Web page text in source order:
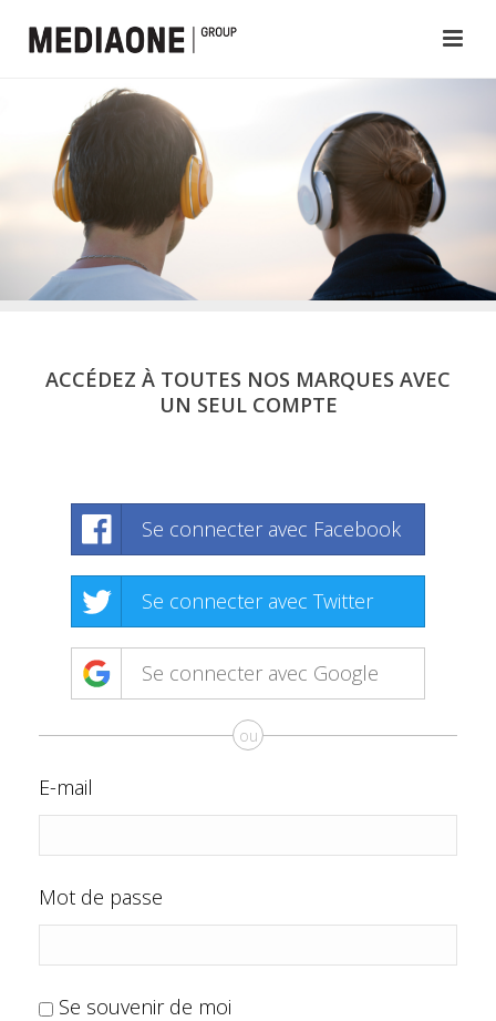
ACCÉDEZ À TOUTES NOS MARQUES AVEC
UN SEUL COMPTE
Se connecter avec Facebook
Se connecter avec Twitter
Se connecter avec Google
ou
E-mail
Mot de passe
Se souvenir de moi